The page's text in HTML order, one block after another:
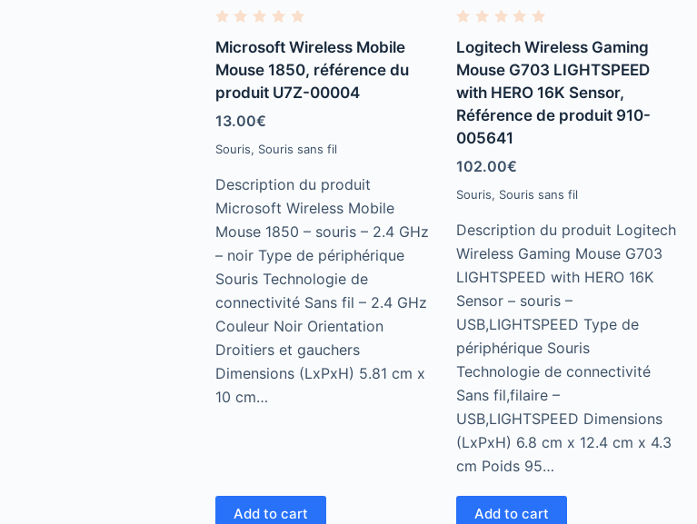
a
t
e
d
0
o
u
t
o
f
Microsoft Wireless Mobile
Mouse 1850, référence du
produit U7Z-00004
13.00€
Souris, Souris sans fil
Description du produit
Microsoft Wireless Mobile
Mouse 1850 – souris – 2.4 GHz
– noir Type de périphérique
Souris Technologie de
connectivité Sans fil – 2.4 GHz
Couleur Noir Orientation
Droitiers et gauchers
Dimensions (LxPxH) 5.81 cm x
10 cm…
Add to cart
a
t
e
d
0
u
t
o
5
Logitech Wireless Gaming
Mouse G703 LIGHTSPEED
with HERO 16K Sensor,
Référence de produit 910-
005641
102.00€
Souris, Souris sans fil
Description du produit Logitech
Wireless Gaming Mouse G703
LIGHTSPEED with HERO 16K
Sensor – souris –
USB,LIGHTSPEED Type de
périphérique Souris
Technologie de connectivité
Sans fil,filaire –
USB,LIGHTSPEED Dimensions
(LxPxH) 6.8 cm x 12.4 cm x 4.3
cm Poids 95…
Add to cart